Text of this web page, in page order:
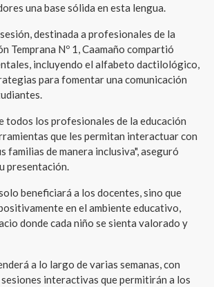
una base sólida en esta lengua.
destinada a profesionales de la
Temprana Nº 1, Caamaño compartió
incluyendo el alfabeto dactilológico,
para fomentar una comunicación
todos los profesionales de la educación
que les permitan interactuar con
familias de manera inclusiva", aseguró
presentación.
beneficiará a los docentes, sino que
en el ambiente educativo,
donde cada niño se sienta valorado y
a lo largo de varias semanas, con
interactivas que permitirán a los